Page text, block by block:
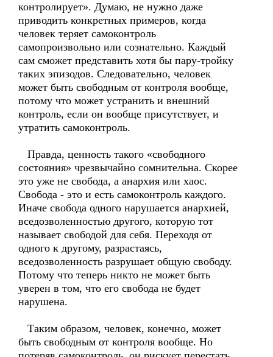
контролирует». Думаю, не нужно даже
приводить конкретных примеров, когда
человек теряет самоконтроль
самопроизвольно или сознательно. Каждый
сам сможет представить хотя бы пару-тройку
таких эпизодов. Следовательно, человек
может быть свободным от контроля вообще,
потому что может устранить и внешний
контроль, если он вообще присутствует, и
утратить самоконтроль.
Правда, ценность такого «свободного
состояния» чрезвычайно сомнительна. Скорее
это уже не свобода, а анархия или хаос.
Свобода - это и есть самоконтроль каждого.
Иначе свобода одного нарушается анархией,
вседозволенностью другого, которую тот
называет свободой для себя. Переходя от
одного к другому, разрастаясь,
вседозволенность разрушает общую свободу.
Потому что теперь никто не может быть
уверен в том, что его свобода не будет
нарушена.
Таким образом, человек, конечно, может
быть свободным от контроля вообще. Но